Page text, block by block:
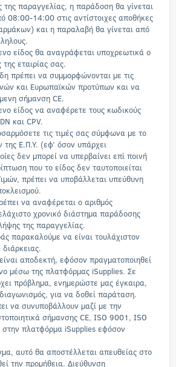
της παραγγελίας, η παράδοση θα γίνεται
08:00-14:00 στις αντίστοιχες αποθήκες
και η παραλαβή θα γίνεται από
είδος θα αναγράφεται υποχρεωτικά ο
εταιρίας σας.
πρέπει να συμμορφώνονται με τις
και Ευρωπαϊκών προτύπων και να
σήμανση CE.
είδος να αναφέρετε τους κωδικούς
και CPV.
τις τιμές σας σύμφωνα με το
της Ε.Π.Υ. (εφ’ όσον υπάρχει
δεν μπορεί να υπερβαίνει επί ποινή
που το είδος δεν ταυτοποιείται
πρέπει να υποβάλλεται υπεύθυνη
να αναφέρεται ο αριθμός
χρονικό διάστημα παράδοσης
της παραγγελίας.
παρακαλούμε να είναι τουλάχιστον
αποδεκτή, εφόσον πραγματοποιηθεί
μέσω της πλατφόρμας iSupplies. Σε
πρόβλημα, ενημερώστε μας έγκαιρα,
για να δοθεί παράταση.
να συνυποβάλλουν μαζί με την
σήμανσης CE, ISO 9001, ISO
πλατφόρμα iSupplies εφόσον
αυτό θα αποστέλλεται απευθείας στο
την προμήθεια. Διεύθυνση